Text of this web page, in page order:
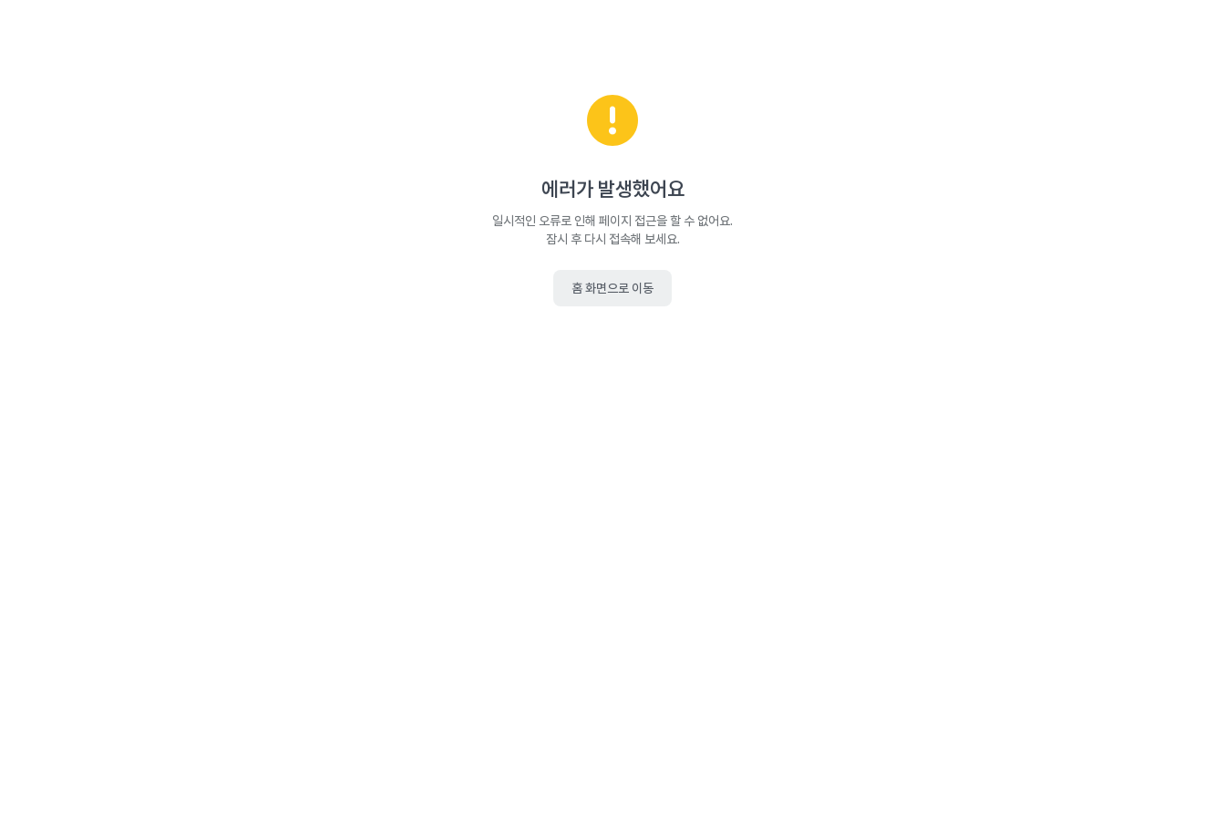
에러가 발생했어요
일시적인 오류로 인해 페이지 접근을 할 수 없어요.
잠시 후 다시 접속해 보세요.
홈 화면으로 이동